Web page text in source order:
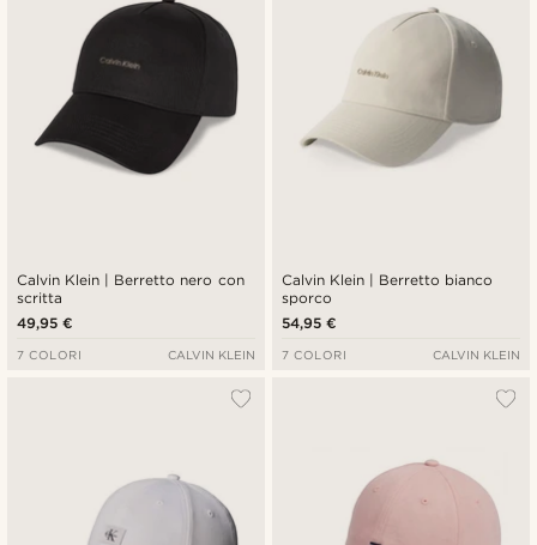
Calvin Klein | Berretto nero con
scritta
49,95 €
7 COLORI CALVIN KLEIN
Calvin Klein | Berretto bianco
sporco
54,95 €
7 COLORI CALVIN KLEIN